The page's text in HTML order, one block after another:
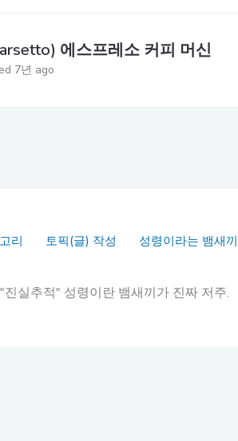
에스프레소 커피 머신
7년 ago
리 토픽(글) 작성 성령이라는 뱀새끼
실추적" 성령이란 뱀새끼가 진짜 저주.